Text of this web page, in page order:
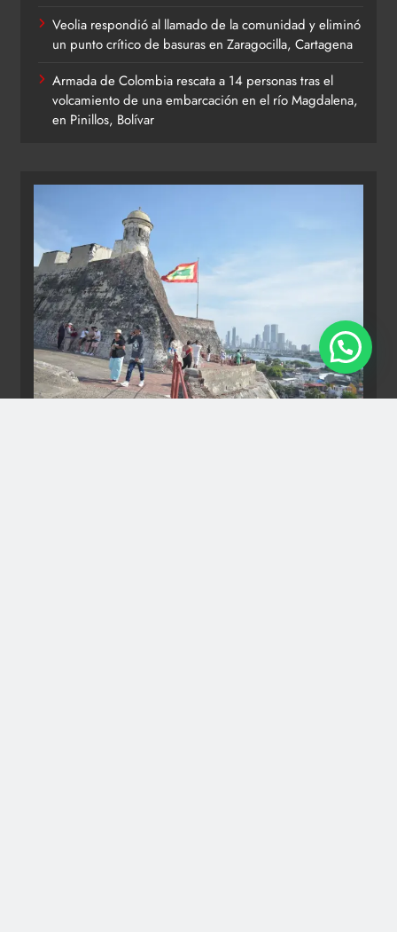
Veolia respondió al llamado de la comunidad y eliminó
un punto crítico de basuras en Zaragocilla, Cartagena
Armada de Colombia rescata a 14 personas tras el
volcamiento de una embarcación en el río Magdalena,
en Pinillos, Bolívar